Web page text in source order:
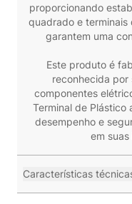
proporcionando
quadrado e
garantem uma
Este produto é
reconhecida por
componentes
Terminal de Plástico
desempenho e
em
Características